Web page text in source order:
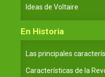
Ideas de Voltaire
En Historia
Las principales
Características de la